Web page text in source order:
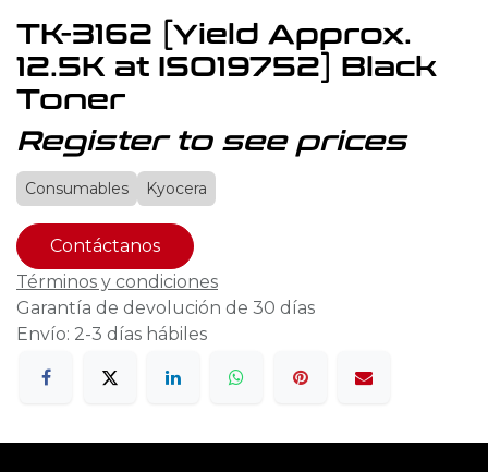
TK-3162 [Yield Approx.
12.5K at ISO19752] Black
Toner
Register to see prices
Consumables Kyocera
Contáctanos
Términos y condiciones
Garantía de devolución de 30 días
Envío: 2-3 días hábiles